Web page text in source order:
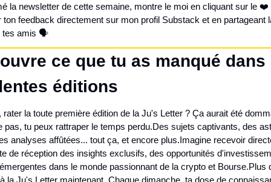
la newsletter de cette semaine, montre le moi en cliquant sur le ❤️
ton feedback directement sur mon profil Substack et en partageant
tes amis 🗣️
ce que tu as manqué dans
éditions
rater la toute première édition de la Ju's Letter ? Ça aurait été
pas, tu peux rattraper le temps perdu.Des sujets captivants, des
analyses affûtées... tout ça, et encore plus.Imagine recevoir
de réception des insights exclusifs, des opportunités
dans le monde passionnant de la crypto et Bourse.Plus
la Ju's Letter maintenant. Chaque dimanche, ta dose de